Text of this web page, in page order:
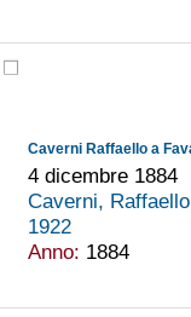
Caverni Raffaello a
4 dicembre 1884
Caverni,
1922
Anno: 1884